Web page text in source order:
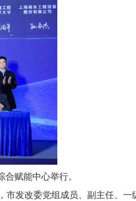
赋能中心举行。
市发改委党组成员、副主任、一